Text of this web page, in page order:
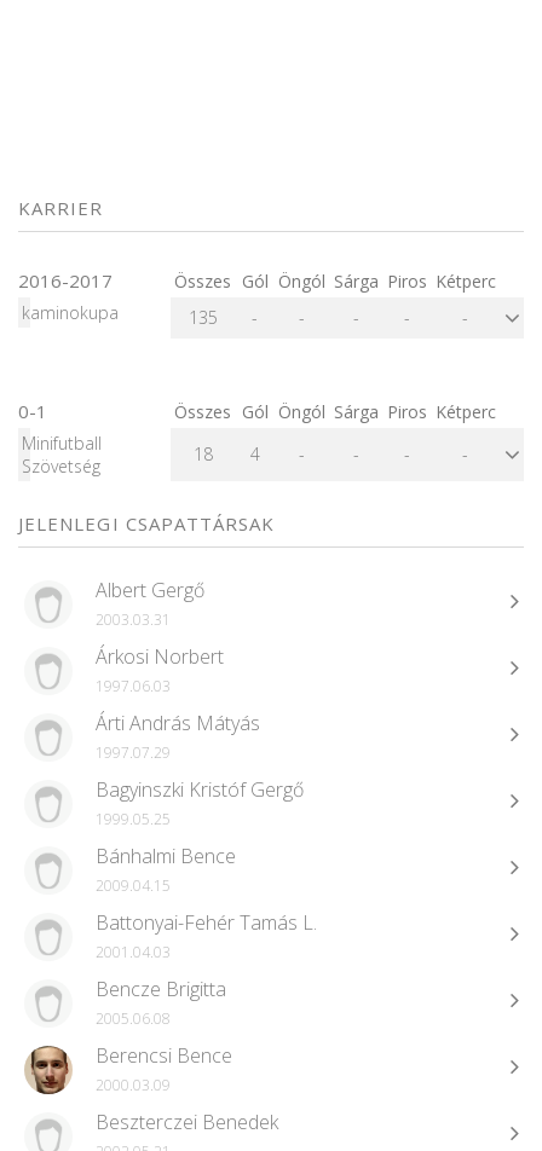
KARRIER
2016-2017 Összes Gól Öngól Sárga Piros Kétperc
kaminokupa
135 - - - - -
0-1 Összes Gól Öngól Sárga Piros Kétperc
Minifutball
Szövetség
18 4 - - - -
JELENLEGI CSAPATTÁRSAK
Albert Gergő
2003.03.31
Árkosi Norbert
1997.06.03
Árti András Mátyás
1997.07.29
Bagyinszki Kristóf Gergő
1999.05.25
Bánhalmi Bence
2009.04.15
Battonyai-Fehér Tamás L.
2001.04.03
Bencze Brigitta
2005.06.08
Berencsi Bence
2000.03.09
Beszterczei Benedek